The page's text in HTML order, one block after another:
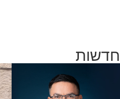
חדשות